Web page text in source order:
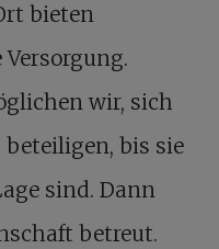
bieten
wir, sich
bis sie
sind. Dann
betreut.